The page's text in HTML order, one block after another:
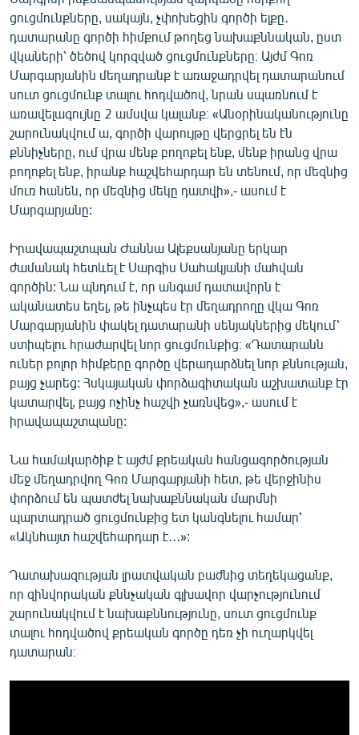
ցուցմունքները, սակայն, չփոխեցին գործի ելքը․
դատարանը գործի հիմքում թողեց նախաքննական, ըստ
վկաների՝ ծեծով կորզված ցուցմունքները։ Այժմ Գոռ
Մարգարյանին մեղադրանք է առաջադրվել դատարանում
սուտ ցուցմունք տալու հոդվածով, նրան սպառնում է
առավելագույնը 2 ամսվա կալանք։ «Անօրինականությունը
շարունակվում ա, գործի վարույթը վերցրել են էն
քննիչները, ում վրա մենք բողոքել ենք, մենք իրանց վրա
բողոքել ենք, իրանք հաշվեհարդար են տենում, որ մեզնից
մուռ հանեն, որ մեզնից մեկը դատվի»,- ասում է
Մարգարյանը:
Իրավապաշտպան Ժաննա Ալեքսանյանը երկար
ժամանակ հետևել է Սարգիս Սահակյանի մահվան
գործին: Նա պնդում է, որ անգամ դատավորն է
ականատես եղել, թե ինչպես էր մեղադրողը վկա Գոռ
Մարգարյանին փակել դատարանի սենյակներից մեկում՝
ստիպելու հրաժարվել նոր ցուցմունքից։ «Դատարանն
ուներ բոլոր հիմքերը գործը վերադարձնել նոր քննության,
բայց չարեց: Հսկայական փորձագիտական աշխատանք էր
կատարվել, բայց ոչինչ հաշվի չառնվեց»,- ասում է
իրավապաշտպանը:
Նա համակարծիք է այժմ քրեական հանցագործության
մեջ մեղադրվող Գոռ Մարգարյանի հետ, թե վերջինիս
փորձում են պատժել նախաքննական մարմնի
պարտադրած ցուցմունքից ետ կանգնելու համար՝
«Ակնհայտ հաշվեհարդար է․․․»:
Դատախազության լրատվական բաժնից տեղեկացանք,
որ զինվորական քննչական գլխավոր վարչությունում
շարունակվում է նախաքննությունը, սուտ ցուցմունք
տալու հոդվածով քրեական գործը դեռ չի ուղարկվել
դատարան։